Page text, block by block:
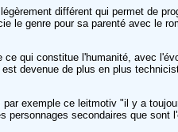
différent qui permet de
le genre pour sa parenté avec le
qui constitue l'humanité, avec
devenue de plus en plus
exemple ce leitmotiv "il y a
secondaires que sont